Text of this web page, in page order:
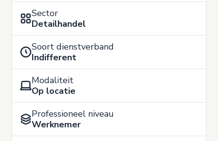
Sector
Detailhandel
Soort dienstverband
Indifferent
Modaliteit
Op locatie
Professioneel niveau
Werknemer